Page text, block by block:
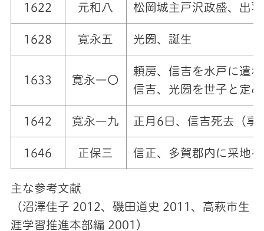
1622 元和八 松岡城主戸沢政盛、出
1628 寛永五 光圀、誕生
1633 寛永一〇
頼房、信吉を水戸に遣
信吉、光圀を世子と定
1642 寛永一九 正月6日、信吉死去（享
1646 正保三 信正、多賀郡内に采地
主な参考文献
（沼澤佳子 2012、磯田道史 2011、高萩市生
涯学習推進本部編 2001）